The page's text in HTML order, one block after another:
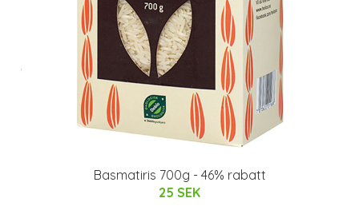
Basmatiris 700g - 46% rabatt
25 SEK